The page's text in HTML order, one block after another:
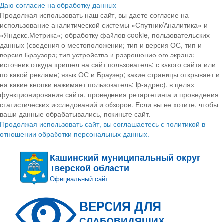
Даю согласие на обработку данных
Продолжая использовать наш сайт, вы даете согласие на
использование аналитической системы «Спутник/Аналитика» и
«Яндекс.Метрика»; обработку файлов cookie, пользовательских
данных (сведения о местоположении; тип и версия ОС, тип и
версия Браузера; тип устройства и разрешение его экрана;
источник откуда пришел на сайт пользователь; с какого сайта или
по какой рекламе; язык ОС и Браузер; какие страницы открывает и
на какие кнопки нажимает пользователь; ip-адрес). в целях
функционирования сайта, проведения ретаргетинга и проведения
статистических исследований и обзоров. Если вы не хотите, чтобы
ваши данные обрабатывались, покиньте сайт.
Продолжая использовать сайт, вы соглашаетесь с политикой в
отношении обработки персональных данных.